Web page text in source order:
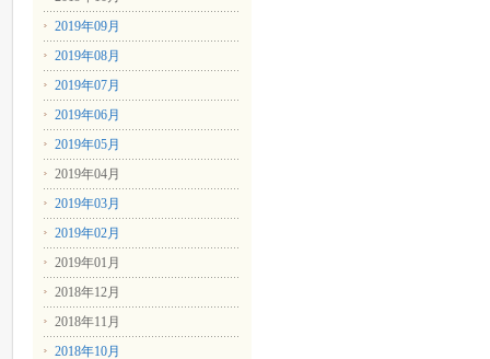
2019年09月
2019年08月
2019年07月
2019年06月
2019年05月
2019年04月
2019年03月
2019年02月
2019年01月
2018年12月
2018年11月
2018年10月